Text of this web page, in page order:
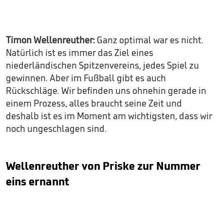
Timon Wellenreuther: Ganz optimal war es nicht.
Natürlich ist es immer das Ziel eines
niederländischen Spitzenvereins, jedes Spiel zu
gewinnen. Aber im Fußball gibt es auch
Rückschläge. Wir befinden uns ohnehin gerade in
einem Prozess, alles braucht seine Zeit und
deshalb ist es im Moment am wichtigsten, dass wir
noch ungeschlagen sind.
Wellenreuther von Priske zur Nummer
eins ernannt